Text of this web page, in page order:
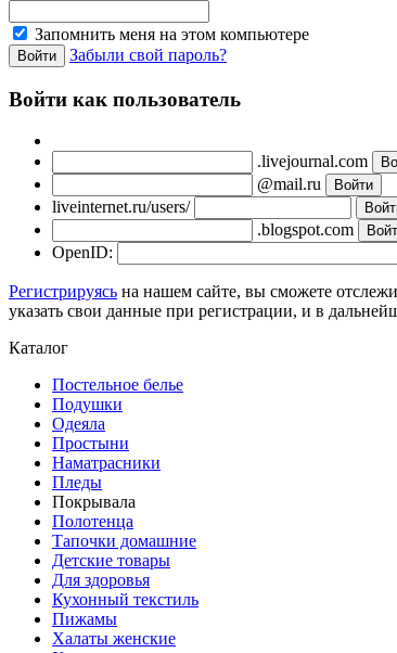
Запомнить меня на этом компьютере
Забыли свой пароль?
Войти как пользователь
.livejournal.com
@mail.ru
liveinternet.ru/users/
.blogspot.com
OpenID:
Регистрируясь на нашем сайте, вы сможете
указать свои данные при регистрации, и в
Каталог
Постельное белье
Подушки
Одеяла
Простыни
Наматрасники
Пледы
Покрывала
Полотенца
Тапочки домашние
Детские товары
Для здоровья
Кухонный текстиль
Пижамы
Халаты женские